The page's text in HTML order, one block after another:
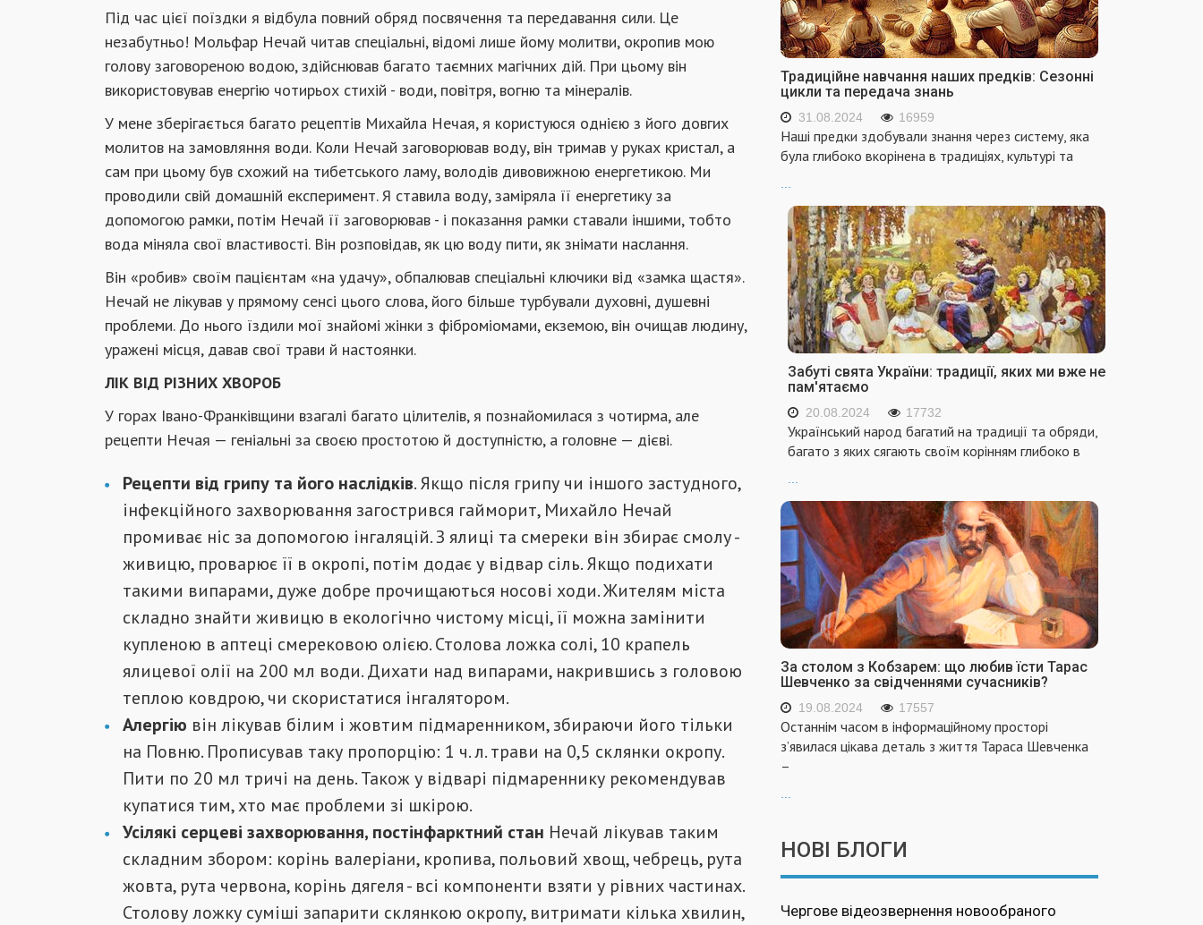
Під час цієї поїздки я відбула повний обряд посвячення та передавання сили. Це
незабутньо! Мольфар Нечай читав спеціальні, відомі лише йому молитви, окропив мою
голову заговореною водою, здійснював багато таємних магічних дій. При цьому він
використовував енергію чотирьох стихій - води, повітря, вогню та мінералів.
У мене зберігається багато рецептів Михайла Нечая, я користуюся однією з його довгих
молитов на замовляння води. Коли Нечай заговорював воду, він тримав у руках кристал, а
сам при цьому був схожий на тибетського ламу, володів дивовижною енергетикою. Ми
проводили свій домашній експеримент. Я ставила воду, заміряла її енергетику за
допомогою рамки, потім Нечай її заговорював - і показання рамки ставали іншими, тобто
вода міняла свої властивості. Він розповідав, як цю воду пити, як знімати наслання.
Він «робив» своїм пацієнтам «на удачу», обпалював спеціальні ключики від «замка щастя».
Нечай не лікував у прямому сенсі цього слова, його більше турбували духовні, душевні
проблеми. До нього їздили мої знайомі жінки з фіброміомами, екземою, він очищав людину,
уражені місця, давав свої трави й настоянки.
ЛІК ВІД РІЗНИХ ХВОРОБ
У горах Івано-Франківщини взагалі багато цілителів, я познайомилася з чотирма, але
рецепти Нечая — геніальні за своєю простотою й доступністю, а головне — дієві.
Рецепти від грипу та його наслідків. Якщо після грипу чи іншого застудного,
інфекційного захворювання загострився гайморит, Михайло Нечай
промиває ніс за допомогою інгаляцій. З ялиці та смереки він збирає смолу -
живицю, проварює її в окропі, потім додає у відвар сіль. Якщо подихати
такими випарами, дуже добре прочищаються носові ходи. Жителям міста
складно знайти живицю в екологічно чистому місці, її можна замінити
купленою в аптеці смерековою олією. Столова ложка солі, 10 крапель
ялицевої олії на 200 мл води. Дихати над випарами, накрившись з головою
теплою ковдрою, чи скористатися інгалятором.
Алергію він лікував білим і жовтим підмаренником, збираючи його тільки
на Повню. Прописував таку пропорцію: 1 ч. л. трави на 0,5 склянки окропу.
Пити по 20 мл тричі на день. Також у відварі підмареннику рекомендував
купатися тим, хто має проблеми зі шкірою.
Усілякі серцеві захворювання, постінфарктний стан Нечай лікував таким
складним збором: корінь валеріани, кропива, польовий хвощ, чебрець, рута
жовта, рута червона, корінь дягеля - всі компоненти взяти у рівних частинах.
Столову ложку суміші запарити склянкою окропу, витримати кілька хвилин,
Традиційне навчання наших предків: Сезонні
цикли та передача знань
31.08.2024 16959
Наші предки здобували знання через систему, яка
була глибоко вкорінена в традиціях, культурі та
...
Забуті свята України: традиції, яких ми вже не
пам'ятаємо
20.08.2024 17732
Український народ багатий на традиції та обряди,
багато з яких сягають своїм корінням глибоко в
...
За столом з Кобзарем: що любив їсти Тарас
Шевченко за свідченнями сучасників?
19.08.2024 17557
Останнім часом в інформаційному просторі
з’явилася цікава деталь з життя Тараса Шевченка
–
...
НОВІ БЛОГИ
Чергове відеозвернення новообраного